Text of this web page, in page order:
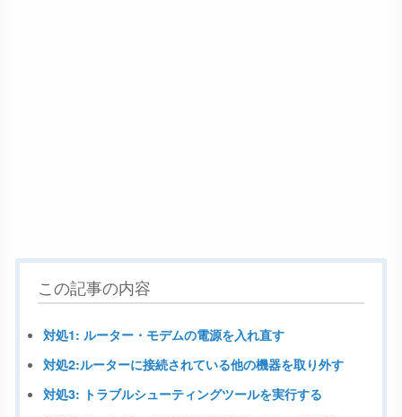
この記事の内容
対処1: ルーター・モデムの電源を入れ直す
対処2:ルーターに接続されている他の機器を取り外す
対処3: トラブルシューティングツールを実行する